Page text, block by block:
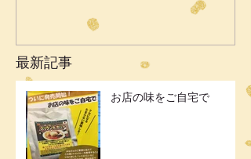
最新記事
お店の味をご自宅で